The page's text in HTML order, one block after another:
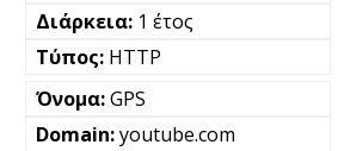
1 έτος
HTTP
GPS
youtube.com